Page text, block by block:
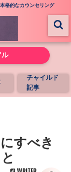
格的なカウンセリング
ル
チャイルド
記事
すべき